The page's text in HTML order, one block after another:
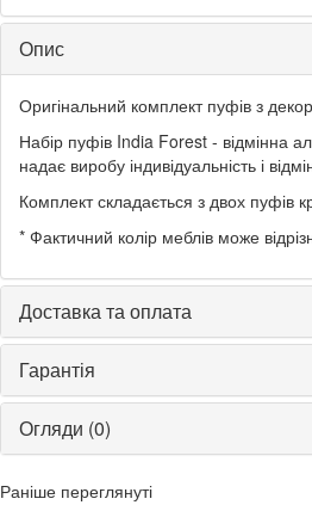
Опис
Оригінальний комплект пуфів з
Набір пуфів India Forest - відмінна
надає виробу індивідуальність і
Комплект складається з двох пуфів
* Фактичний колір меблів може
Доставка та оплата
Гарантія
Огляди (0)
Раніше переглянуті